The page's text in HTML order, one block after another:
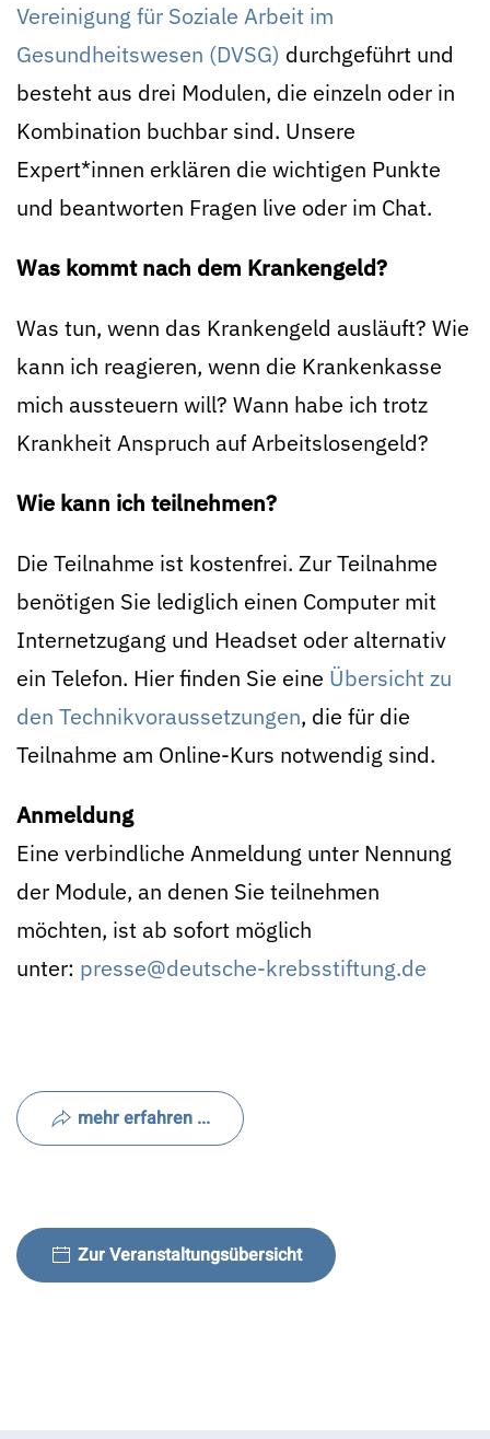
Vereinigung für Soziale Arbeit im
Gesundheitswesen (DVSG) durchgeführt und
besteht aus drei Modulen, die einzeln oder in
Kombination buchbar sind. Unsere
Expert*innen erklären die wichtigen Punkte
und beantworten Fragen live oder im Chat.
Was kommt nach dem Krankengeld?
Was tun, wenn das Krankengeld ausläuft? Wie
kann ich reagieren, wenn die Krankenkasse
mich aussteuern will? Wann habe ich trotz
Krankheit Anspruch auf Arbeitslosengeld?
Wie kann ich teilnehmen?
Die Teilnahme ist kostenfrei. Zur Teilnahme
benötigen Sie lediglich einen Computer mit
Internetzugang und Headset oder alternativ
ein Telefon. Hier finden Sie eine Übersicht zu
den Technikvoraussetzungen, die für die
Teilnahme am Online-Kurs notwendig sind.
Anmeldung
Eine verbindliche Anmeldung unter Nennung
der Module, an denen Sie teilnehmen
möchten, ist ab sofort möglich
unter: presse@deutsche-krebsstiftung.de
mehr erfahren ...
Zur Veranstaltungsübersicht